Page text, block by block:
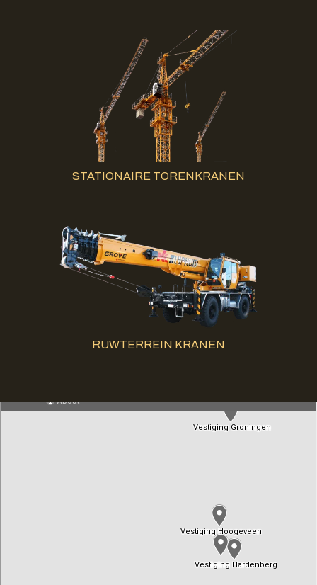
STATIONAIRE TORENKRANEN
RUWTERREIN KRANEN